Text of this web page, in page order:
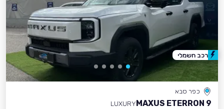
כפר סבא
MAXUS ETERRON 9
LUXURY
רכב חשמלי